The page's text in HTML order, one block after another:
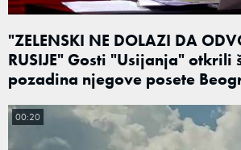
"ZELENSKI NE DOLAZI DA
RUSIJE" Gosti "Usijanja" otkrili
pozadina njegove posete
00:20